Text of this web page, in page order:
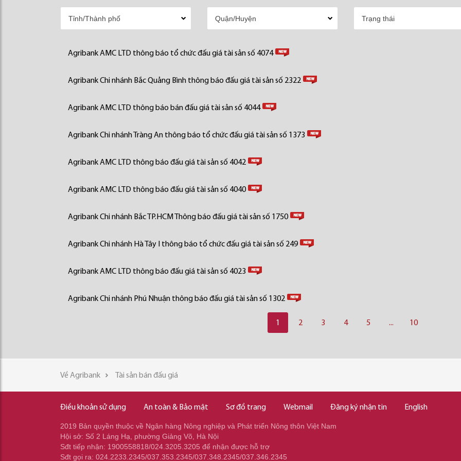
Agribank AMC LTD thông báo tổ chức đấu giá tài sản số 4074
Agribank Chi nhánh Bắc Quảng Bình thông báo đấu giá tài sản số 2322
Agribank AMC LTD thông báo bán đấu giá tài sản số 4044
Agribank Chi nhánh Tràng An thông báo tổ chức đấu giá tài sản số 1373
Agribank AMC LTD thông báo đấu giá tài sản số 4042
Agribank AMC LTD thông báo đấu giá tài sản số 4040
Agribank Chi nhánh Bắc TP.HCM Thông báo đấu giá tài sản số 1750
Agribank Chi nhánh Hà Tây I thông báo tổ chức đấu giá tài sản số 249
Agribank AMC LTD thông báo đấu giá tài sản số 4023
Agribank Chi nhánh Phú Nhuận thông báo đấu giá tài sản số 1302
1 2 3 4 5 ... 10
Về Agribank Tài sản bán đấu giá
Điều khoản sử dụng An toàn & Bảo mật Sơ đồ trang Webmail Đăng ký nhận tin English
2019 Bản quyền thuộc về Ngân hàng Nông nghiệp và Phát triển Nông thôn Việt Nam
Hội sở: Số 2 Láng Hạ, phường Giảng Võ, Hà Nội
Sđt tiếp nhận: 1900558818/024.3205.3205 để nhận được hỗ trợ
Sđt gọi ra: 024.2233.2345/037.353.2345/037.348.2345/037.346.2345